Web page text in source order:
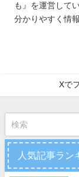
も』を運営して
分かりやすく情
Xで
人気記事ラン